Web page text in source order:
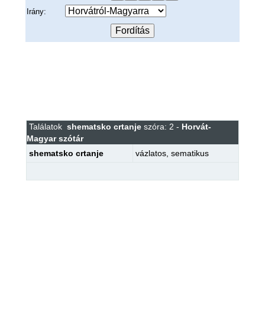
Irány:
Találatok shematsko crtanjeszóra: 2 - Horvát-
Magyar szótár
shematsko crtanje
vázlatos, sematikus